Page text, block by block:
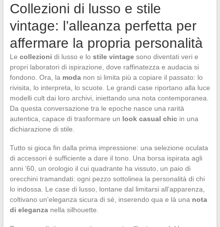
Collezioni di lusso e stile
vintage: l’alleanza perfetta per
affermare la propria personalità
Le collezioni di lusso e lo stile vintagesono diventati veri e
propri laboratori di ispirazione, dove raffinatezza e audacia si
fondono. Ora, la modanon si limita più a copiare il passato: lo
rivisita, lo interpreta, lo scuote. Le grandi case riportano alla luce
modelli cult dai loro archivi, iniettando una nota contemporanea.
Da questa conversazione tra le epoche nasce una rarità
autentica, capace di trasformare un look casual chicin una
dichiarazione di stile.
Tutto si gioca fin dalla prima impressione: una selezione oculata
di accessori è sufficiente a dare il tono. Una borsa ispirata agli
anni ’60, un orologio il cui quadrante ha vissuto, un paio di
orecchini tramandati: ogni pezzo sottolinea la personalità di chi
lo indossa. Le case di lusso, lontane dal limitarsi all’apparenza,
coltivano un’eleganza sicura di sé, inserendo qua e là una nota
di eleganzanella silhouette.